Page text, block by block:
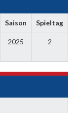
Saison Spieltag
2025 2